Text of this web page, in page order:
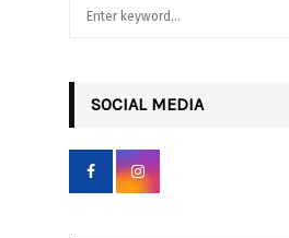
r
SOCIAL MEDIA